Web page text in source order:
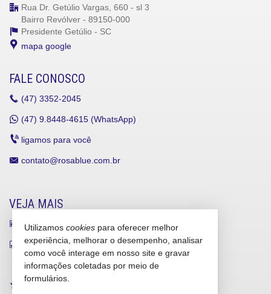
Rua Dr. Getúlio Vargas, 660 - sl 3
Bairro Revólver - 89150-000
Presidente Getúlio - SC
mapa google
FALE CONOSCO
(47) 3352-2045
(47) 9.8448-4615 (WhatsApp)
ligamos para você
contato@rosablue.com.br
VEJA MAIS
receba nosso newsletter
indicadores financeiros
cadastre seu imóvel
Utilizamos cookies para oferecer melhor
experiência, melhorar o desempenho, analisar
como você interage em nosso site e gravar
informações coletadas por meio de
formulários.